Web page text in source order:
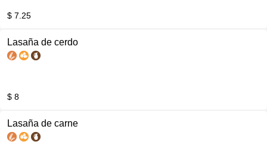
$ 7.25
Lasaña de cerdo
$ 8
Lasaña de carne